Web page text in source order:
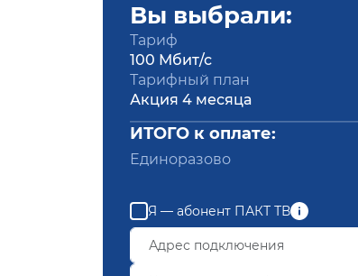
Вы выбрали:
Тариф
100 Мбит/с
Тарифный план
Акция 4 месяца
ИТОГО к оплате:
Единоразово
Я — абонент ПАКТ ТВ